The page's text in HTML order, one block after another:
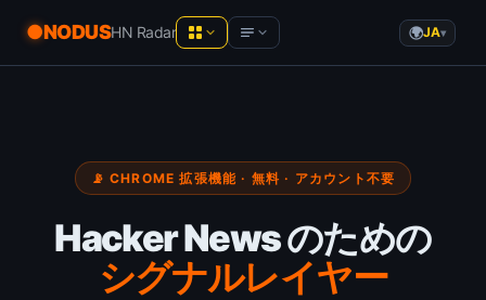
NODUSHN Radar
YT Radar
HN Radar
より穏やかな Hacker News
Hacker News — Live analytics
AI newsletters
JA▾
📡 CHROME 拡張機能 · 無料 · アカウント不要
Hacker News のための
シグナルレイヤー